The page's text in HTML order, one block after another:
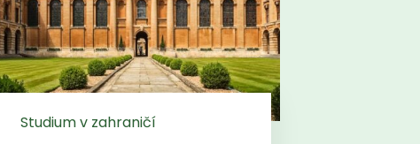
Studium v zahraničí